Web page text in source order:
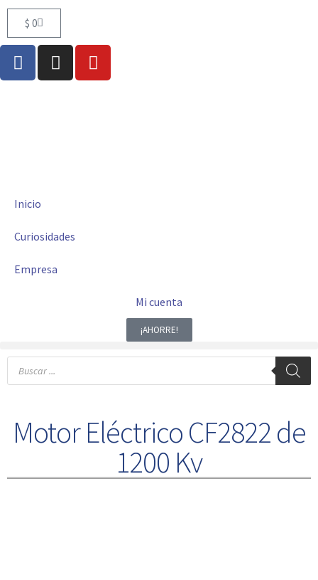
$ 0
¡AHORRE!
Mi cuenta
Inicio
Curiosidades
Empresa
Motor Eléctrico CF2822 de
1200 Kv